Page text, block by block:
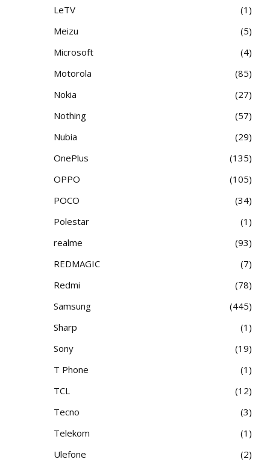
LeTV
1
Meizu
5
Microsoft
4
Motorola
85
Nokia
27
Nothing
57
Nubia
29
OnePlus
135
OPPO
105
POCO
34
Polestar
1
realme
93
REDMAGIC
7
Redmi
78
Samsung
445
Sharp
1
Sony
19
T Phone
1
TCL
12
Tecno
3
Telekom
1
Ulefone
2